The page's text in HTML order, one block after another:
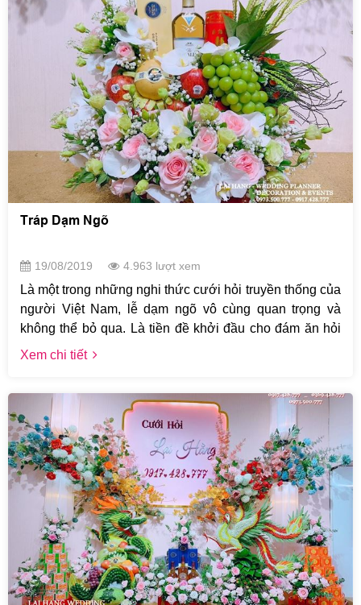
Tráp Dạm Ngõ
19/08/2019 4.963 lượt xem
Là một trong những nghi thức cưới hỏi truyền thống của
người Việt Nam, lễ dạm ngõ vô cùng quan trọng và
không thể bỏ qua. Là tiền đề khởi đầu cho đám ăn hỏi
và lễ rước dâu diễn ra thuận lợi, lễ dạm ngõ diễn ra đơn
đình họ nhà gái. Qua bài viết này, chúng ta cùng nhau
tìm hiểu về các mẫu tráp dạm ngõ đẹp nhất trên thị
trường để nhà trai dễ dàng lựa chọn được tráp ưng ý
nhất.
Xem chi tiết